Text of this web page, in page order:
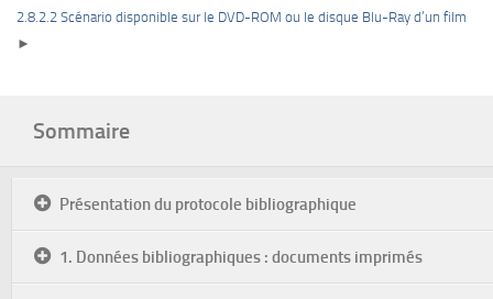
2.8.2.2 Scénario disponible sur le DVD-ROM ou le disque Blu-Ray d’un film
►
Sommaire
Présentation du protocole bibliographique
1. Données bibliographiques : documents imprimés